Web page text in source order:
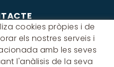
54 - 60 - Nave 3
de Llobregat
cookies pròpies i de
els nostres serveis i
amb les seves
l'anàlisis de la seva